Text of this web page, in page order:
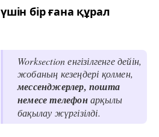
үшін бір ғана құрал
Work­sec­tion енгізілгенге дейін,
жобаның кезеңдері қолмен,
мессенджерлер, пошта
немесе телефонарқылы
бақылау жүргізілді.